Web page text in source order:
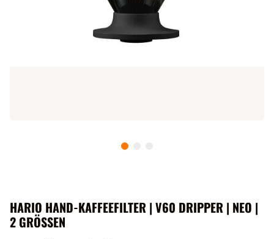
HARIO HAND-KAFFEEFILTER | V60 DRIPPER | NEO |
2 GRÖSSEN